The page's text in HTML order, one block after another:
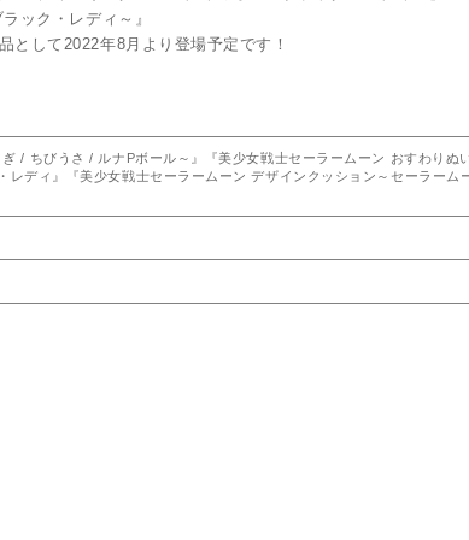
ック・レディ～』
として2022年8月より登場予定です！
/ ちびうさ / ルナPボール～』『美少女戦士セーラームーン おすわりぬ
ディ』『美少女戦士セーラームーン デザインクッション～セーラーム